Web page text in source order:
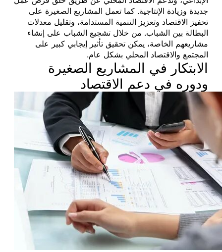
جديدة وزيادة الإنتاجية. كما تعمل المشاريع الصغيرة على
تحفيز الاقتصاد وتعزيز التنمية المستدامة، وتقليل معدلات
البطالة بين الشباب. من خلال تشجيع الشباب على إنشاء
مشاريعهم الخاصة، يمكن تحقيق تأثير إيجابي كبير على
المجتمع والاقتصاد المحلي بشكل عام.
الابتكار في المشاريع الصغيرة
ودوره في دعم الاقتصاد